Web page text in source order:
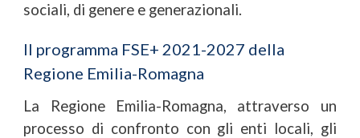
sociali, di genere e generazionali.
Il programma FSE+ 2021-2027 della
Regione Emilia-Romagna
La Regione Emilia-Romagna, attraverso un
processo di confronto con gli enti locali, gli